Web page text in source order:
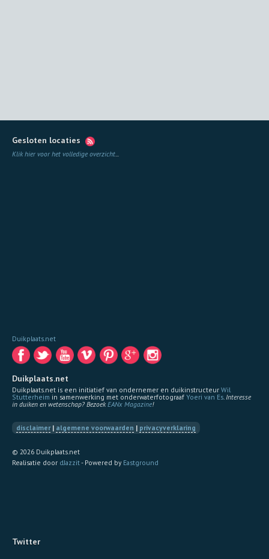
Gesloten locaties
Klik hier voor het volledige overzicht
Duikplaats.net
Duikplaats.net
Duikplaats.net is een initiatief van ondernemer en duikinstructeur Wil
Stutterheim in samenwerking met onderwaterfotograaf Yoeri van Es Interesse
in duiken en wetenschap? BezoekEANx Magazine!
disclaimer| algemene voorwaarden | privacyverklaring
© 2026 Duikplaats.net
Realisatie door dJazzit- Powered by Eastground
Twitter